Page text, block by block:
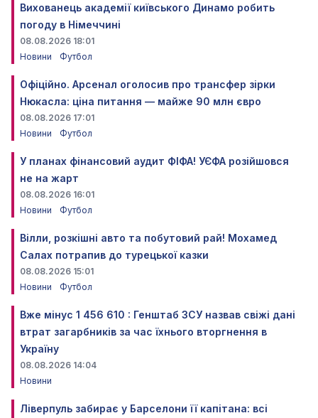
Вихованець академії київського Динамо робить
погоду в Німеччині
08.08.2026 18:01
Новини
Футбол
Офіційно. Арсенал оголосив про трансфер зірки
Нюкасла: ціна питання — майже 90 млн євро
08.08.2026 17:01
Новини
Футбол
У планах фінансовий аудит ФІФА! УЄФА розійшовся
не на жарт
08.08.2026 16:01
Новини
Футбол
Вілли, розкішні авто та побутовий рай! Мохамед
Салах потрапив до турецької казки
08.08.2026 15:01
Новини
Футбол
Вже мінус 1 456 610 : Генштаб ЗСУ назвав свіжі дані
втрат загарбників за час їхнього вторгнення в
Україну
08.08.2026 14:04
Новини
Ліверпуль забирає у Барселони її капітана: всі